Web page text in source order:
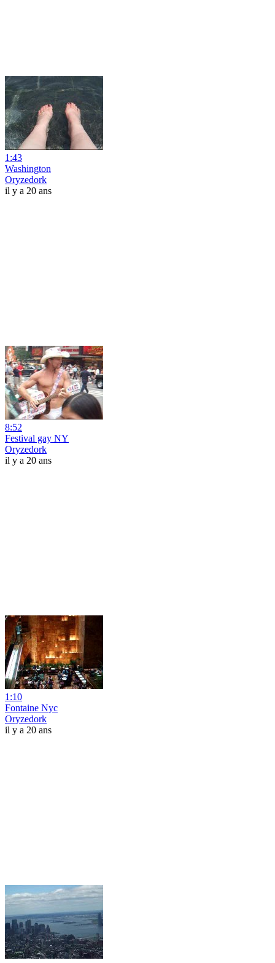
1:43
Washington
Oryzedork
il y a 20 ans
8:52
Festival gay NY
Oryzedork
il y a 20 ans
1:10
Fontaine Nyc
Oryzedork
il y a 20 ans